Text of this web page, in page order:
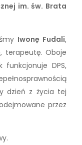
im. św. Brata
Iwonę Fudali,
, terapeutę. Oboje
DPS,
dzień z życia tej
przez